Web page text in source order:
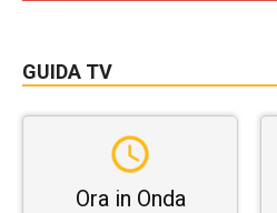
GUIDA TV
Ora in Onda